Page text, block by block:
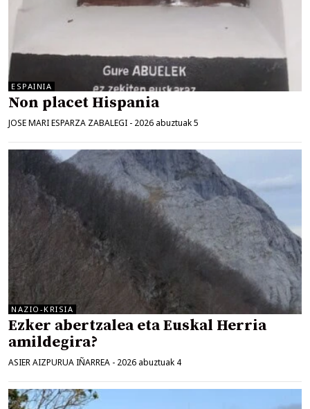
ESPAINIA
Non placet Hispania
JOSE MARI ESPARZA ZABALEGI - 2026 abuztuak 5
NAZIO-KRISIA
Ezker abertzalea eta Euskal Herria
amildegira?
ASIER AIZPURUA IÑARREA - 2026 abuztuak 4